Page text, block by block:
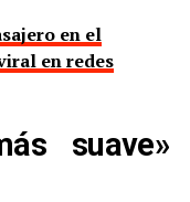
en el
en redes
suave»